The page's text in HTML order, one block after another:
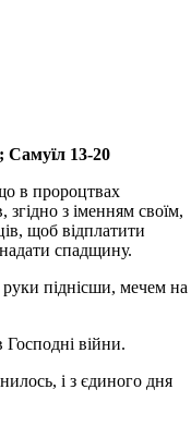
Самуїл 13-20
в пророцтвах
з іменням своїм,
щоб відплатити
спадщину.
піднісши, мечем на
війни.
і з єдиного дня